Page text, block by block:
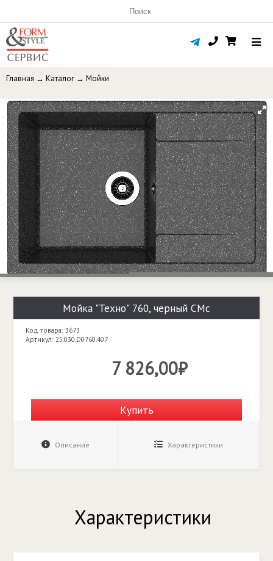
Главная → Каталог → Мойки
Мойка "Техно" 760, черный СМс
Код товара: 3673
Артикул: 25.030.D0760.407
7 826,00₽
Купить
Описание Характеристики
Характеристики